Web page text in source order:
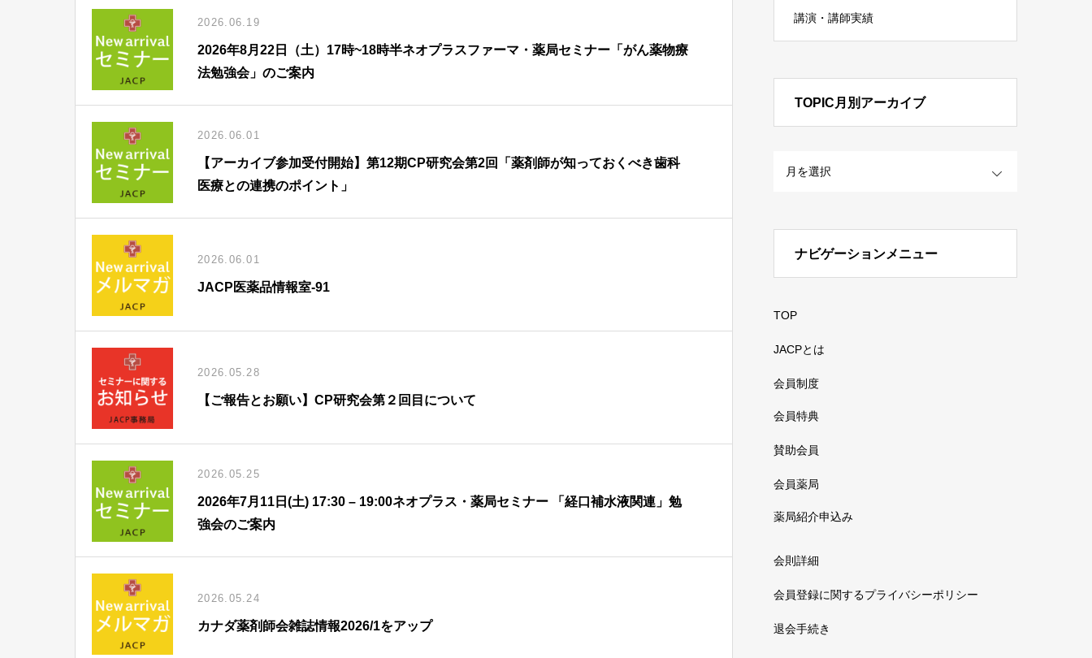
2026.06.19
2026年8月22日（土）17時~18時半ネオプラスファーマ・薬局セミナー「がん薬物療
法勉強会」のご案内
2026.06.01
【アーカイブ参加受付開始】第12期CP研究会第2回「薬剤師が知っておくべき歯科
医療との連携のポイント」
2026.06.01
JACP医薬品情報室-91
2026.05.28
【ご報告とお願い】CP研究会第２回目について
2026.05.25
2026年7月11日(土) 17:30 – 19:00ネオプラス・薬局セミナー 「経口補水液関連」勉
強会のご案内
2026.05.24
カナダ薬剤師会雑誌情報2026/1をアップ
講演・講師実績
TOPIC月別アーカイブ
ナビゲーションメニュー
TOP
JACPとは
会員制度
会員特典
賛助会員
会員薬局
薬局紹介申込み
会則詳細
会員登録に関するプライバシーポリシー
退会手続き